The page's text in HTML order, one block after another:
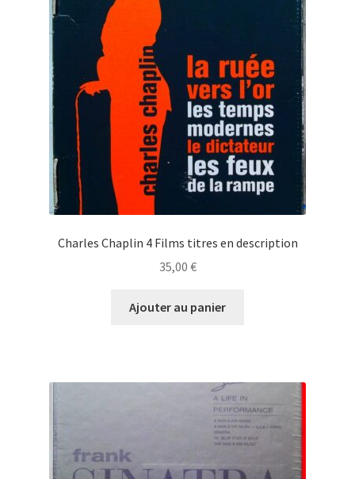
Charles Chaplin 4 Films titres en description
35,00 €
Ajouter au panier